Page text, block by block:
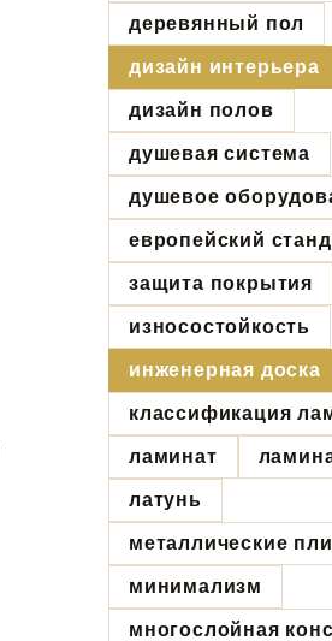
деревянный пол
дизайн интерьера
дизайн полов
душевая система
душевое
европейский
защита покрытия
износостойкость
инженерная доска
классификация
ламинат
латунь
металлические
минимализм
многослойная